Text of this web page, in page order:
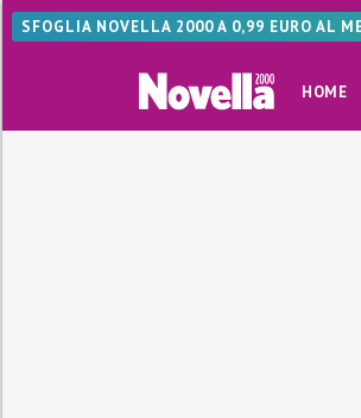
SFOGLIA NOVELLA 2000 A 0,99 EURO AL
HOME